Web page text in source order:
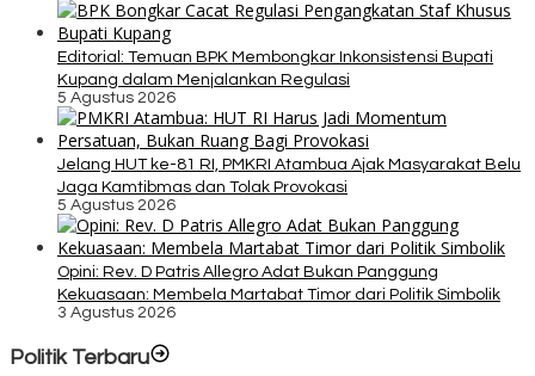
Editorial: Temuan BPK Membongkar Inkonsistensi Bupati
Kupang dalam Menjalankan Regulasi
5 Agustus 2026
Jelang HUT ke-81 RI, PMKRI Atambua Ajak Masyarakat Belu
Jaga Kamtibmas dan Tolak Provokasi
5 Agustus 2026
Opini: Rev. D Patris Allegro Adat Bukan Panggung
Kekuasaan: Membela Martabat Timor dari Politik Simbolik
3 Agustus 2026
Politik Terbaru